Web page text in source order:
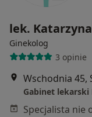
lek.
Ginekolog
3 opinie
Wschodnia 45,
Gabinet lekarski